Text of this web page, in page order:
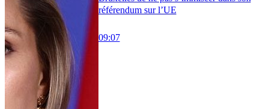
référendum sur l’UE
09:07